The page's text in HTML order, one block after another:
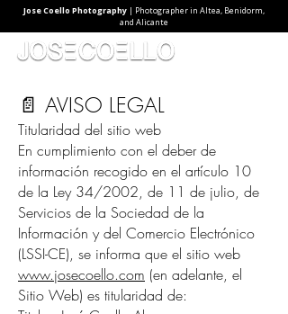
Jose Coello Photography | Photographer in Altea, Benidorm,
and Alicante
📄 AVISO LEGAL
Titularidad del sitio web
En cumplimiento con el deber de
información recogido en el artículo 10
de la Ley 34/2002, de 11 de julio, de
Servicios de la Sociedad de la
Información y del Comercio Electrónico
(LSSI-CE), se informa que el sitio web
www.josecoello.com (en adelante, el
Sitio Web) es titularidad de: